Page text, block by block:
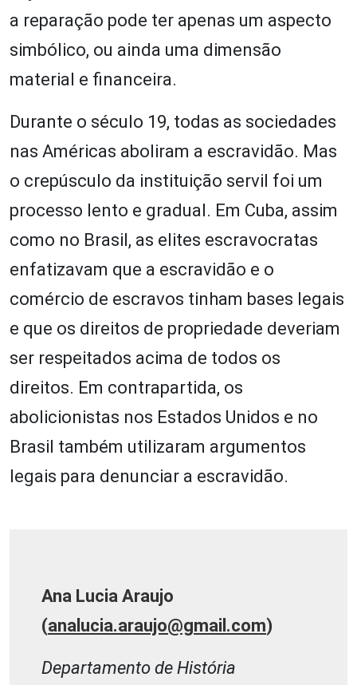
a reparação pode ter apenas um aspecto
simbólico, ou ainda uma dimensão
material e financeira.
Durante o século 19, todas as sociedades
nas Américas aboliram a escravidão. Mas
o crepúsculo da instituição servil foi um
processo lento e gradual. Em Cuba, assim
como no Brasil, as elites escravocratas
enfatizavam que a escravidão e o
comércio de escravos tinham bases legais
e que os direitos de propriedade deveriam
ser respeitados acima de todos os
direitos. Em contrapartida, os
abolicionistas nos Estados Unidos e no
Brasil também utilizaram argumentos
legais para denunciar a escravidão.
Ana Lucia Araujo
(analucia.araujo@gmail.com)
Departamento de História